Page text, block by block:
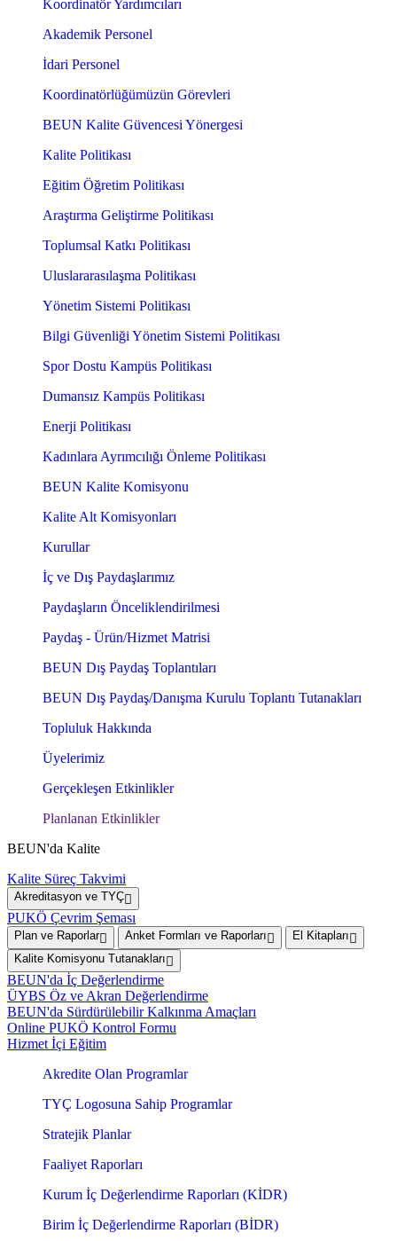
Koordinatör Yardımcıları
Akademik Personel
İdari Personel
Koordinatörlüğümüzün Görevleri
BEUN Kalite Güvencesi Yönergesi
Kalite Politikası
Eğitim Öğretim Politikası
Araştırma Geliştirme Politikası
Toplumsal Katkı Politikası
Uluslararasılaşma Politikası
Yönetim Sistemi Politikası
Bilgi Güvenliği Yönetim Sistemi Politikası
Spor Dostu Kampüs Politikası
Dumansız Kampüs Politikası
Enerji Politikası
Kadınlara Ayrımcılığı Önleme Politikası
BEUN Kalite Komisyonu
Kalite Alt Komisyonları
Kurullar
İç ve Dış Paydaşlarımız
Paydaşların Önceliklendirilmesi
Paydaş - Ürün/Hizmet Matrisi
BEUN Dış Paydaş Toplantıları
BEUN Dış Paydaş/Danışma Kurulu Toplantı Tutanakları
Topluluk Hakkında
Üyelerimiz
Gerçekleşen Etkinlikler
Planlanan Etkinlikler
BEUN'da Kalite
Kalite Süreç Takvimi
Akreditasyon ve TYÇ
PUKÖ Çevrim Şeması
Plan ve Raporlar Anket Formları ve Raporları
El Kitapları
Kalite Komisyonu Tutanakları
BEUN'da İç Değerlendirme
ÜYBS Öz ve Akran Değerlendirme
BEUN'da Sürdürülebilir Kalkınma Amaçları
Online PUKÖ Kontrol Formu
Hizmet İçi Eğitim
Akredite Olan Programlar
TYÇ Logosuna Sahip Programlar
Stratejik Planlar
Faaliyet Raporları
Kurum İç Değerlendirme Raporları (KİDR)
Birim İç Değerlendirme Raporları (BİDR)